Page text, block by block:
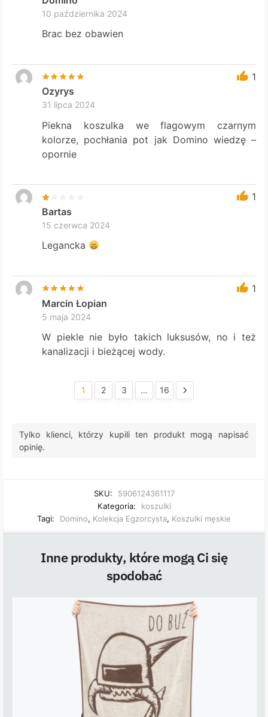
10 października 2024
Brac bez obawien
1
Ozyrys
31 lipca 2024
Piekna koszulka we flagowym czarnym
kolorze, pochłania pot jak Domino wiedzę –
opornie
1
Bartas
15 czerwca 2024
Legancka
1
Marcin Łopian
5 maja 2024
W piekle nie było takich luksusów, no i też
kanalizacji i bieżącej wody.
1 2 3 … 16
Tylko klienci, którzy kupili ten produkt mogą napisać
opinię.
SKU:
5906124361117
Kategoria:
koszulki
Tagi:
Domino, Kolekcja Egzorcysta, Koszulki męskie
Inne produkty, które mogą Ci się
spodobać